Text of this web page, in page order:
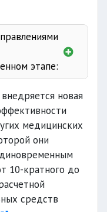
этапе:
внедряется новая
медицинских
они
10-кратного до
средств